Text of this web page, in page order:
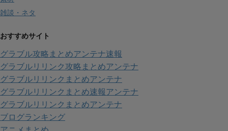
雑談・ネタ
おすすめサイト
グラブル攻略まとめアンテナ速報
グラブルリリンク攻略まとめアンテナ
グラブルリリンクまとめアンテナ
グラブルリリンクまとめ速報アンテナ
グラブルリリンクまとめアンテナ
ブログランキング